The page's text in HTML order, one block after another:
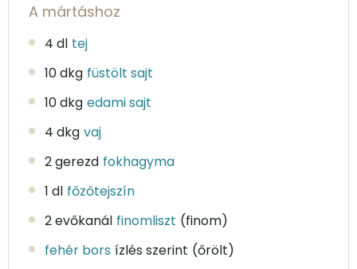
A mártáshoz
4 dl tej
10 dkg füstölt sajt
10 dkg edami sajt
4 dkg vaj
2 gerezd fokhagyma
1 dl főzőtejszín
2 evőkanál finomliszt (finom)
fehér bors ízlés szerint (őrölt)